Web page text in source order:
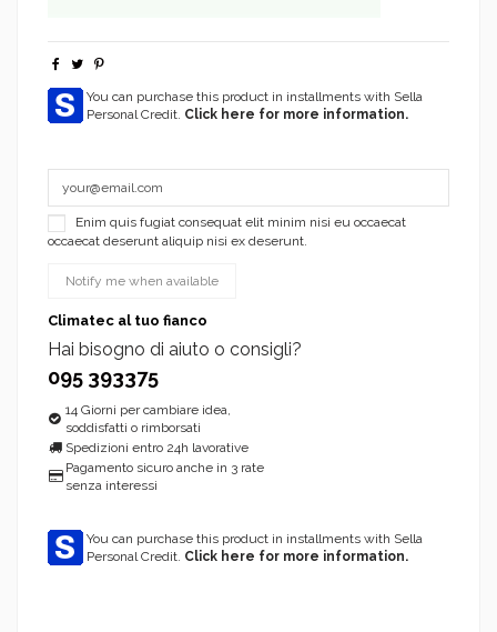
You can purchase this product in installments with Sella
Personal Credit. Click here for more information.
Enim quis fugiat consequat elit minim nisi eu occaecat
occaecat deserunt aliquip nisi ex deserunt.
Climatec al tuo fianco
Hai bisogno di aiuto o consigli?
095 393375
14 Giorni per cambiare idea,
soddisfatti o rimborsati
Spedizioni entro 24h lavorative
Pagamento sicuro anche in 3 rate
senza interessi
You can purchase this product in installments with Sella
Personal Credit. Click here for more information.